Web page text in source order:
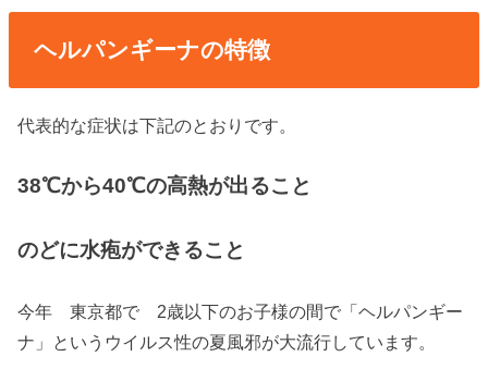
ヘルパンギーナの特徴
代表的な症状は下記のとおりです。
38℃から40℃の高熱が出ること
のどに水疱ができること
今年 東京都で 2歳以下のお子様の間で「ヘルパンギー
ナ」というウイルス性の夏風邪が大流行しています。